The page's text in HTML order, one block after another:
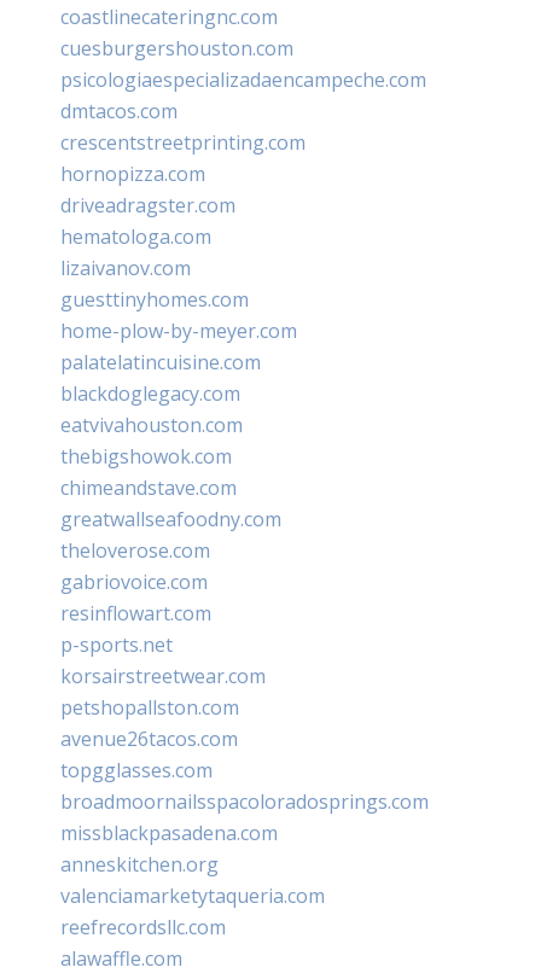
coastlinecateringnc.com
cuesburgershouston.com
psicologiaespecializadaencampeche.com
dmtacos.com
crescentstreetprinting.com
hornopizza.com
driveadragster.com
hematologa.com
lizaivanov.com
guesttinyhomes.com
home-plow-by-meyer.com
palatelatincuisine.com
blackdoglegacy.com
eatvivahouston.com
thebigshowok.com
chimeandstave.com
greatwallseafoodny.com
theloverose.com
gabriovoice.com
resinflowart.com
p-sports.net
korsairstreetwear.com
petshopallston.com
avenue26tacos.com
topgglasses.com
broadmoornailsspacoloradosprings.com
missblackpasadena.com
anneskitchen.org
valenciamarketytaqueria.com
reefrecordsllc.com
alawaffle.com